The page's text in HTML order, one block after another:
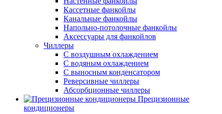
Кассетные фанкойлы
Канальные фанкойлы
Напольно-потолочные фанкойлы
Аксессуары для фанкойлов
Чиллеры
С воздушным охлаждением
С водяным охлаждением
С выносным конденсатором
Реверсивные чиллеры
Абсорбционные чиллеры
Прецизионные
кондиционеры